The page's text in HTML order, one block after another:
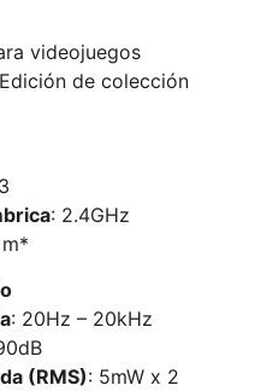
videojuegos
de colección
: 2.4GHz
: 20Hz – 20kHz
(RMS): 5mW x 2